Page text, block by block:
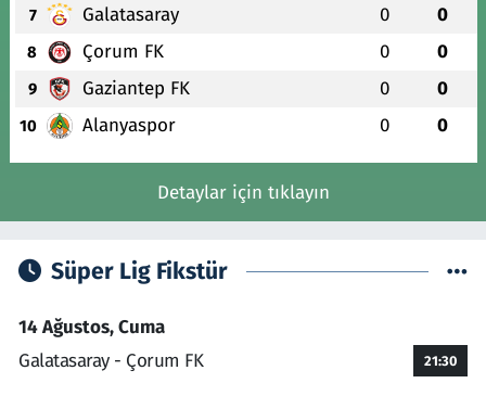
7 Galatasaray 0 0
8 Çorum FK 0 0
9 Gaziantep FK 0 0
10 Alanyaspor 0 0
Detaylar için tıklayın
Süper Lig Fikstür
14 Ağustos, Cuma
Galatasaray - Çorum FK
21:30